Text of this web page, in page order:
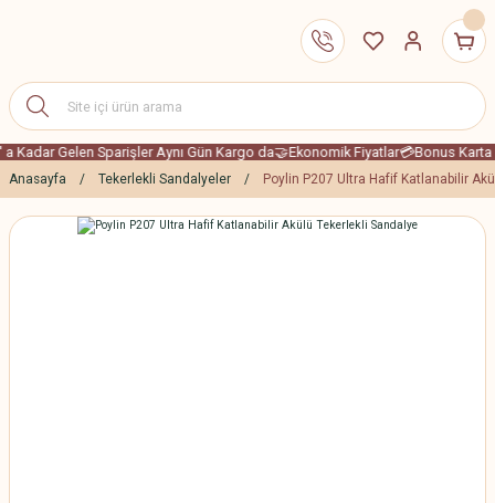
Gelen Sparişler Aynı Gün Kargo da🤝Ekonomik Fiyatlar💳Bonus Karta 4
Anasayfa Tekerlekli Sandalyeler Poylin P207 Ultra Hafif Katlanabilir